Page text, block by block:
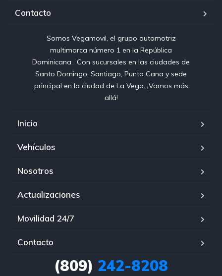
Contacto
Somos Vegamovil, el grupo automotriz
multimarca número 1 en la República
Dominicana⁣. ⁣ Con sucursales en las ciudades de
Santo Domingo, Santiago, Punta Cana y sede
principal en la ciudad de La Vega. ¡Vamos más
allá!
Inicio
Vehículos
Nosotros
Actualizaciones
Movilidad 24/7
Contacto
(809) 242-8208